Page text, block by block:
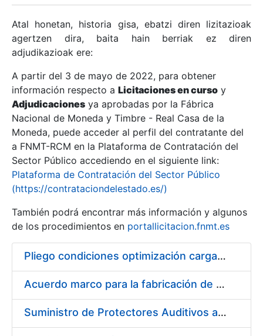
Erakutsi/Ezkutatu
Erakutsi/Ezkutatu
Erakutsi/Ezkutatu
Erakutsi/Ezkutatu
Erakutsi/Ezkutatu
Atal honetan, historia gisa, ebatzi diren lizitazioak
agertzen dira, baita hain berriak ez diren
adjudikazioak ere:
A partir del 3 de mayo de 2022, para obtener
información respecto a Licitaciones en curso y
Adjudicaciones ya aprobadas por la Fábrica
Nacional de Moneda y Timbre - Real Casa de la
Moneda, puede acceder al perfil del contratante del
a FNMT-RCM en la Plataforma de Contratación del
Sector Público accediendo en el siguiente link:
Plataforma de Contratación del Sector Público
(https://contrataciondelestado.es/)
También podrá encontrar más información y algunos
de los procedimientos en portallicitacion.fnmt.es
Pliego condiciones optimización cargas compras firmado
Acuerdo marco para la fabricación de piezas
Suministro de Protectores Auditivos a medida para las personas trabajadoras de los Centros de Trabajo de Madrid y Burgos